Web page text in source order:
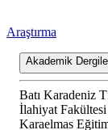
Araştırma
Akademik
Batı Karadeniz
İlahiyat
Karaelmas